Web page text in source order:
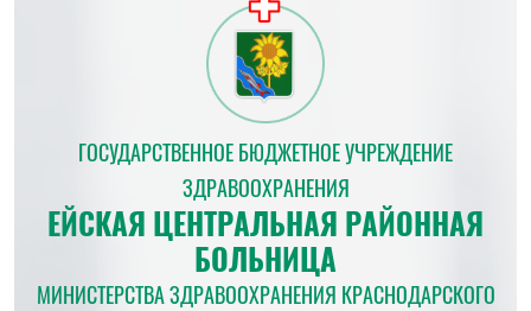
ГОСУДАРСТВЕННОЕ БЮДЖЕТНОЕ УЧРЕЖДЕНИЕ
ЗДРАВООХРАНЕНИЯ
ЕЙСКАЯ ЦЕНТРАЛЬНАЯ РАЙОННАЯ
БОЛЬНИЦА
МИНИСТЕРСТВА ЗДРАВООХРАНЕНИЯ КРАСНОДАРСКОГО